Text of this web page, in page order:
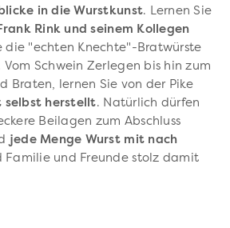
in die Wurstkunst. Lernen Sie
Rink und seinem Kollegen
die "echten Knechte"-Bratwürste
Schwein Zerlegen bis hin zum
Braten, lernen Sie von der Pike
selbst herstellt. Natürlich dürfen
Beilagen zum Abschluss
jede Menge Wurst mit nach
Familie und Freunde stolz damit